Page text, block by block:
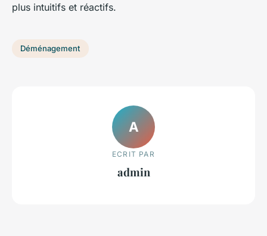
plus intuitifs et réactifs.
Déménagement
A
ECRIT PAR
admin